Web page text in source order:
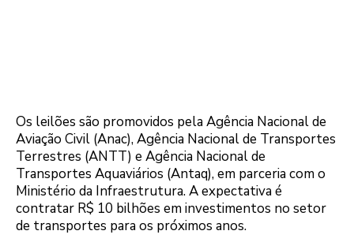
Os leilões são promovidos pela Agência Nacional de
Aviação Civil (Anac), Agência Nacional de Transportes
Terrestres (ANTT) e Agência Nacional de
Transportes Aquaviários (Antaq), em parceria com o
Ministério da Infraestrutura. A expectativa é
contratar R$ 10 bilhões em investimentos no setor
de transportes para os próximos anos.